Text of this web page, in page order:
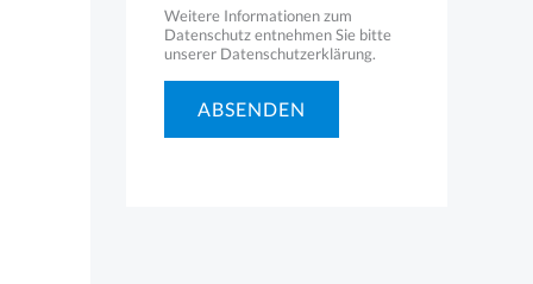
l
i
Weitere Informationen zum
Datenschutz entnehmen Sie bitte
unserer Datenschutzerklärung.
ABSENDEN